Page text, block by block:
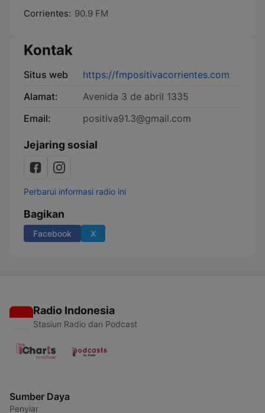
Corrientes: 90.9 FM
Kontak
Situs web
https://fmpositivacorrientes.com
Alamat:
Avenida 3 de abril 1335
Email:
positiva91.3@gmail.com
Jejaring sosial
Perbarui informasi radio ini
Bagikan
Facebook X
Radio Indonesia
Stasiun Radio dan Podcast
Sumber Daya
Penyiar